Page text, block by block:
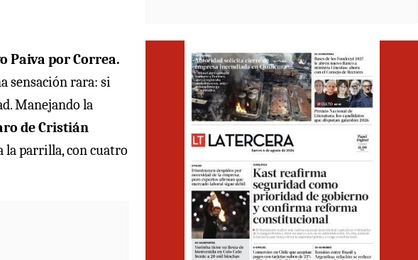
Paiva por Correa.
sensación rara: si
Manejando la
de Cristián
la parrilla, con cuatro